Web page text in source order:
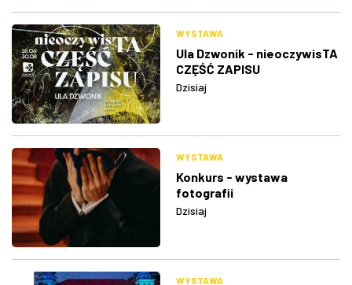
WYSTAWA
Ula Dzwonik - nieoczywisTA
CZĘŚĆ ZAPISU
Dzisiaj
WYSTAWA
Konkurs - wystawa
fotografii
Dzisiaj
WYSTAWA